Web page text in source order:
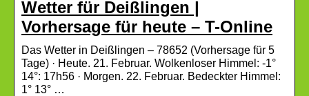
Wetter für Deißlingen |
Vorhersage für heute – T-Online
Das Wetter in Deißlingen – 78652 (Vorhersage für 5
Tage) · Heute. 21. Februar. Wolkenloser Himmel: -1°
14°: 17h56 · Morgen. 22. Februar. Bedeckter Himmel:
1° 13° …